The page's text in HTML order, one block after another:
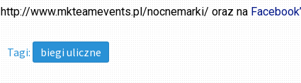
http://www.mkteamevents.pl/nocnemarki/ oraz na
Tagi: biegi uliczne